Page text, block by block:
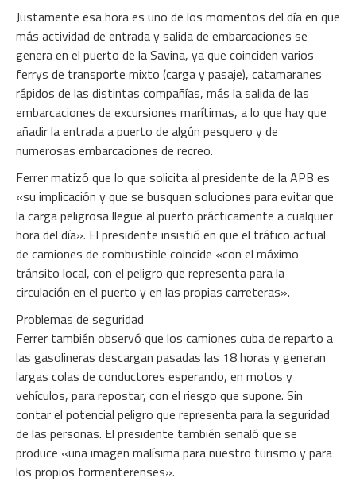
Justamente esa hora es uno de los momentos del día en que
más actividad de entrada y salida de embarcaciones se
genera en el puerto de la Savina, ya que coinciden varios
ferrys de transporte mixto (carga y pasaje), catamaranes
rápidos de las distintas compañías, más la salida de las
embarcaciones de excursiones marítimas, a lo que hay que
añadir la entrada a puerto de algún pesquero y de
numerosas embarcaciones de recreo.
Ferrer matizó que lo que solicita al presidente de la APB es
«su implicación y que se busquen soluciones para evitar que
la carga peligrosa llegue al puerto prácticamente a cualquier
hora del día». El presidente insistió en que el tráfico actual
de camiones de combustible coincide «con el máximo
tránsito local, con el peligro que representa para la
circulación en el puerto y en las propias carreteras».
Problemas de seguridad
Ferrer también observó que los camiones cuba de reparto a
las gasolineras descargan pasadas las 18 horas y generan
largas colas de conductores esperando, en motos y
vehículos, para repostar, con el riesgo que supone. Sin
contar el potencial peligro que representa para la seguridad
de las personas. El presidente también señaló que se
produce «una imagen malísima para nuestro turismo y para
los propios formenterenses».